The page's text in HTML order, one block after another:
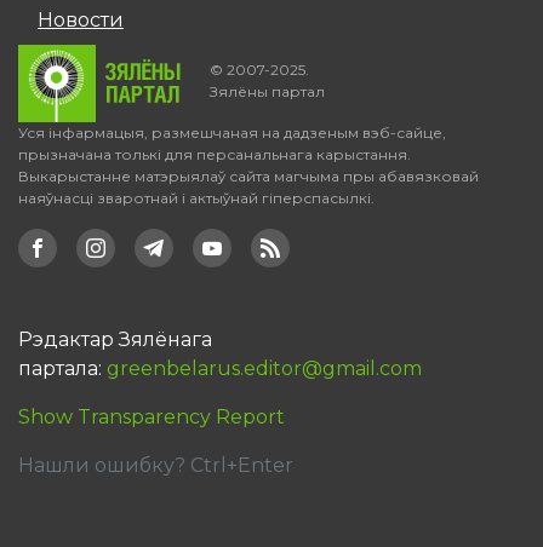
Новости
© 2007-2025.
Зялёны партал
Уся інфармацыя, размешчаная на дадзеным вэб-сайце,
прызначана толькі для персанальнага карыстання.
Выкарыстанне матэрыялаў сайта магчыма пры абавязковай
наяўнасці зваротнай і актыўнай гіперспасылкі.
Рэдактар Зялёнага
партала: greenbelarus.editor@gmail.com
Show Transparency Report
Нашли ошибку? Ctrl+Enter